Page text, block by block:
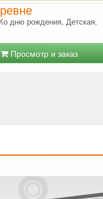
дню рождения, Детская,
Просмотр и заказ